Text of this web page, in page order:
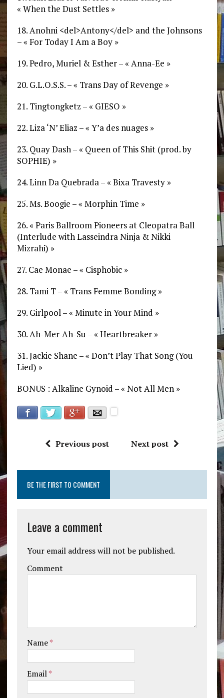
« When the Dust Settles »
18. Anohni <del>Antony</del> and the Johnsons
– « For Today I Am a Boy »
19. Pedro, Muriel & Esther – « Anna-Ee »
20. G.L.O.S.S. – « Trans Day of Revenge »
21. Tingtongketz – « GIESO »
22. Liza ‘N’ Eliaz – « Y’a des nuages »
23. Quay Dash – « Queen of This Shit (prod. by
SOPHIE) »
24. Linn Da Quebrada – « Bixa Travesty »
25. Ms. Boogie – « Morphin Time »
26. « Paris Ballroom Pioneers at Cleopatra Ball
(Interlude with Lasseindra Ninja & Nikki
Mizrahi) »
27. Cae Monae – « Cisphobic »
28. Tami T – « Trans Femme Bonding »
29. Girlpool – « Minute in Your Mind »
30. Ah-Mer-Ah-Su – « Heartbreaker »
31. Jackie Shane – « Don’t Play That Song (You
Lied) »
BONUS : Alkaline Gynoid – « Not All Men »
FacebookTwitterGoogle+E-mail
Previous post Next post
BE THE FIRST TO COMMENT
Leave a comment
Your email address will not be published.
Comment
Name*
Email*